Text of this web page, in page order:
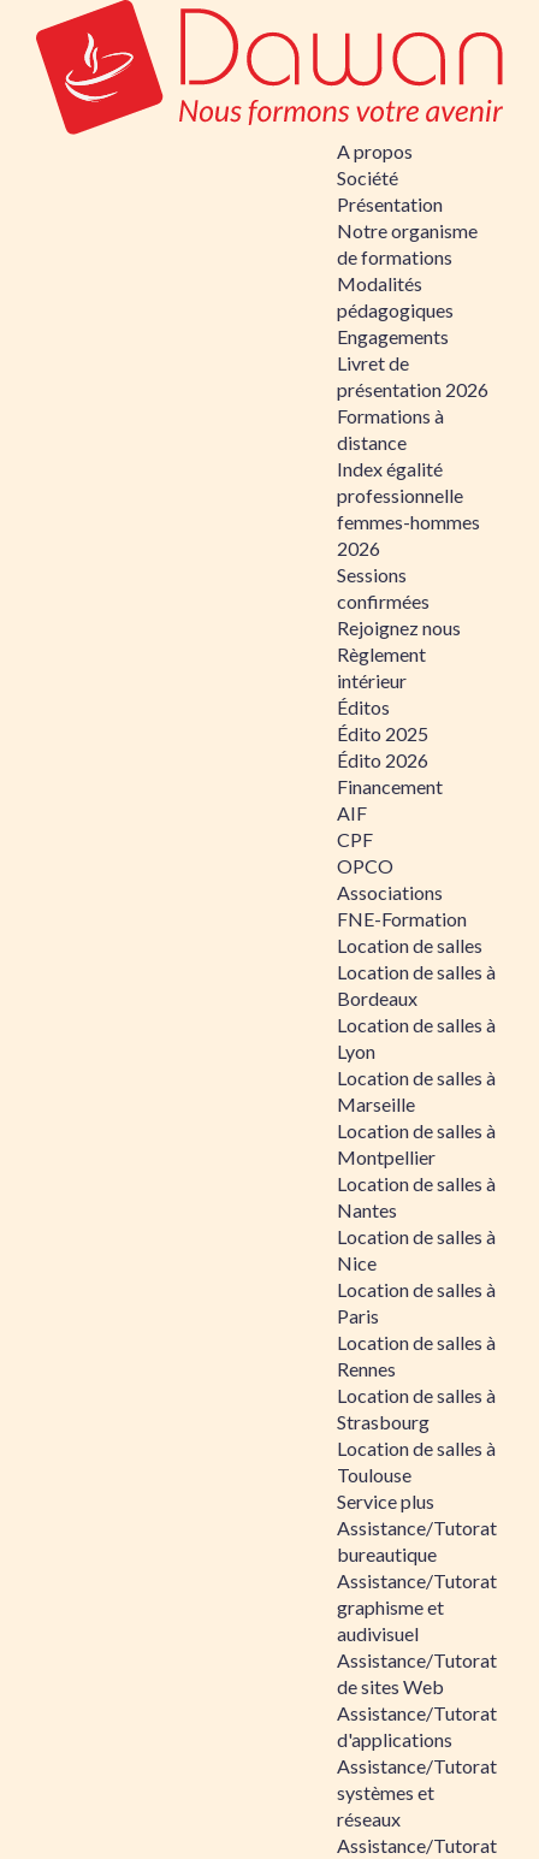
A propos
Société
Présentation
Notre organisme
de formations
Modalités
pédagogiques
Engagements
Livret de
présentation 2026
Formations à
distance
Index égalité
professionnelle
femmes-hommes
2026
Sessions
confirmées
Rejoignez nous
Règlement
intérieur
Éditos
Édito 2025
Édito 2026
Financement
AIF
CPF
OPCO
Associations
FNE-Formation
Location de salles
Location de salles à
Bordeaux
Location de salles à
Lyon
Location de salles à
Marseille
Location de salles à
Montpellier
Location de salles à
Nantes
Location de salles à
Nice
Location de salles à
Paris
Location de salles à
Rennes
Location de salles à
Strasbourg
Location de salles à
Toulouse
Service plus
Assistance/Tutorat
bureautique
Assistance/Tutorat
graphisme et
audivisuel
Assistance/Tutorat
de sites Web
Assistance/Tutorat
d'applications
Assistance/Tutorat
systèmes et
réseaux
Assistance/Tutorat